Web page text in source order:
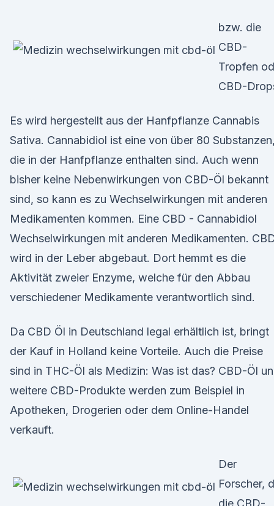
bzw. die
CBD-
Tropfen
CBD-
Es wird hergestellt aus der Hanfpflanze Cannabis
Sativa. Cannabidiol ist eine von über 80 Substanzen,
die in der Hanfpflanze enthalten sind. Auch wenn
bisher keine Nebenwirkungen von CBD-Öl bekannt
sind, so kann es zu Wechselwirkungen mit anderen
Medikamenten kommen. Eine CBD - Cannabidiol
Wechselwirkungen mit anderen Medikamenten.
wird in der Leber abgebaut. Dort hemmt es die
Aktivität zweier Enzyme, welche für den Abbau
verschiedener Medikamente verantwortlich sind.
Da CBD Öl in Deutschland legal erhältlich ist, bringt
der Kauf in Holland keine Vorteile. Auch die Preise
sind in THC-Öl als Medizin: Was ist das? CBD-Öl
weitere CBD-Produkte werden zum Beispiel in
Apotheken, Drogerien oder dem Online-Handel
verkauft.
Der
Forscher,
die CBD-